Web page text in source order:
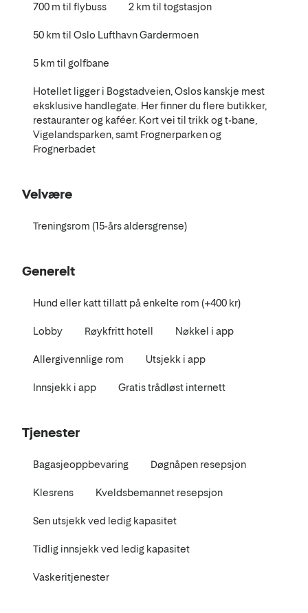
700 m til flybuss 2 km til togstasjon
50 km til Oslo Lufthavn Gardermoen
5 km til golfbane
Hotellet ligger i Bogstadveien, Oslos kanskje mest
eksklusive handlegate. Her finner du flere butikker,
restauranter og kaféer. Kort vei til trikk og t-bane,
Vigelandsparken, samt Frognerparken og
Frognerbadet
Velvære
Treningsrom (15-års aldersgrense)
Generelt
Hund eller katt tillatt på enkelte rom (+400 kr)
Lobby Røykfritt hotell Nøkkel i app
Allergivennlige rom Utsjekk i app
Innsjekk i app Gratis trådløst internett
Tjenester
Bagasjeoppbevaring Døgnåpen resepsjon
Klesrens Kveldsbemannet resepsjon
Sen utsjekk ved ledig kapasitet
Tidlig innsjekk ved ledig kapasitet
Vaskeritjenester